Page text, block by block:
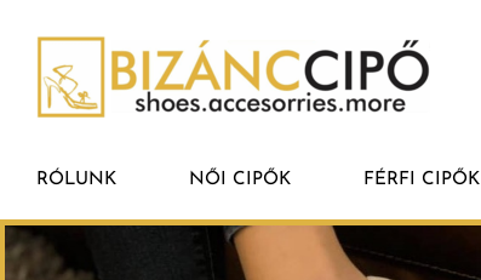
RÓLUNK NŐI CIPŐK FÉRFI CIPŐK